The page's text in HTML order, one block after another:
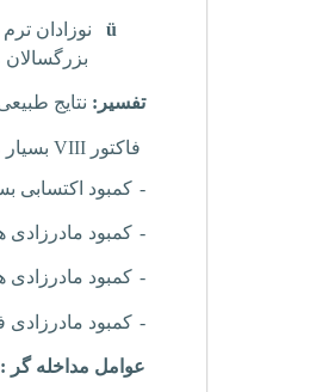
ü نوزادان
بزرگسالان میرسند. نوزادان
تفسیر: نتایج
فاکتور VIII
- کمبود اکتسابی
- کمبود
- کمبود
- کمبود مادرزادی
عوامل مداخله گر :